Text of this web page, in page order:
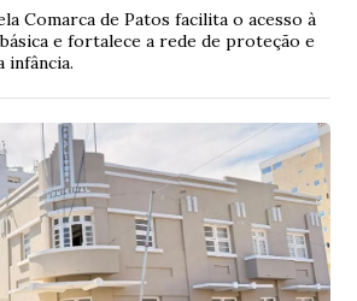
Comarca de Patos facilita o acesso à
e fortalece a rede de proteção e